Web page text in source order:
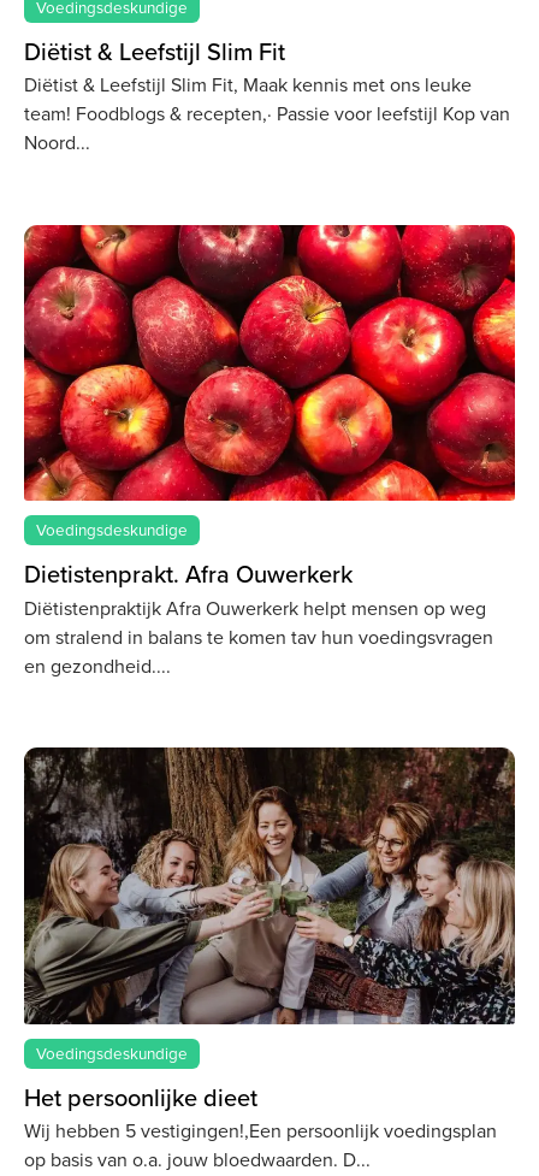
Voedingsdeskundige
Diëtist & Leefstijl Slim Fit
Diëtist & Leefstijl Slim Fit, Maak kennis met ons leuke
team! Foodblogs & recepten,· Passie voor leefstijl Kop van
Noord
Voedingsdeskundige
Dietistenprakt. Afra Ouwerkerk
Diëtistenpraktijk Afra Ouwerkerk helpt mensen op weg
om stralend in balans te komen tav hun voedingsvragen
en gezondheid.
Voedingsdeskundige
Het persoonlijke dieet
Wij hebben 5 vestigingen!,Een persoonlijk voedingsplan
op basis van o.a. jouw bloedwaarden. D